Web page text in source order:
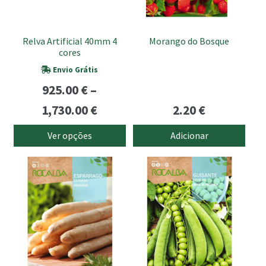
Relva Artificial 40mm 4
cores
Envio Grátis
925.00€–
1,730.00€Price
range:
925.00 €
through
1,730.00 €
Ver opções
chosen
product
Morango do Bosque
2.20€
Adicionar